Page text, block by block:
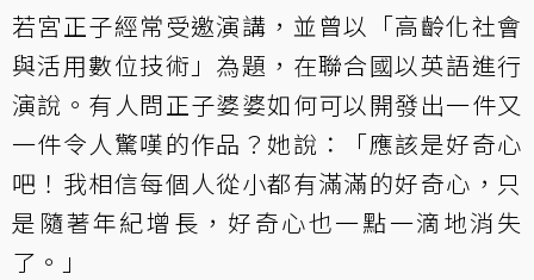
若宮正子經常受邀演講，並曾以「高齡化社會
與活用數位技術」為題，在聯合國以英語進行
演說。有人問正子婆婆如何可以開發出一件又
一件令人驚嘆的作品？她說：「應該是好奇心
吧！我相信每個人從小都有滿滿的好奇心，只
是隨著年紀增長，好奇心也一點一滴地消失
了。」